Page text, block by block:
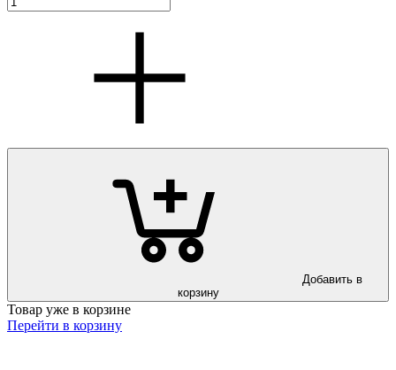
корзину
Товар уже в корзине
Перейти в корзину